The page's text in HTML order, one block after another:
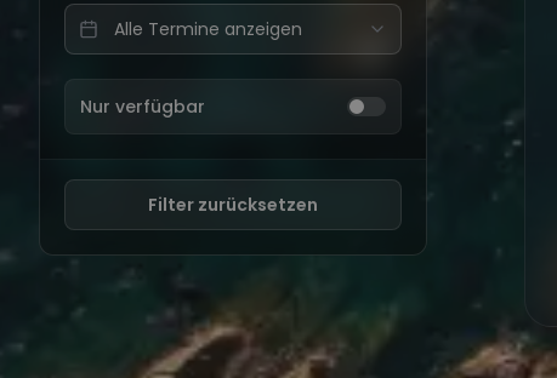
Nur verfügbar
Filter zurücksetzen